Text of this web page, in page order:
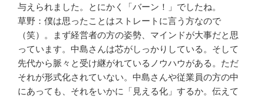
与えられました。とにかく「バーン！」でしたね。
草野：僕は思ったことはストレートに言う方なので
（笑）。まず経営者の方の姿勢、マインドが大事だと思
っています。中島さんは芯がしっかりしている。そして
先代から脈々と受け継がれているノウハウがある。ただ
それが形式化されていない。中島さんや従業員の方の中
にあっても、それをいかに「見える化」するか。伝えて